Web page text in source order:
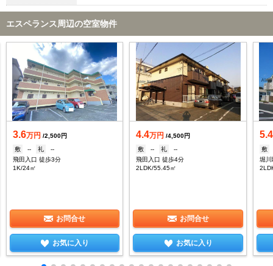
エスペランス周辺の空室物件
3.6万円 /2,500円
敷
-- 礼
--
飛田入口 徒歩3分
1K/24㎡
お問合せ
お気に入り
4.4万円 /4,500円
敷
-- 礼
--
飛田入口 徒歩4分
2LDK/55.45㎡
お問合せ
お気に入り
5.4
敷
堀川